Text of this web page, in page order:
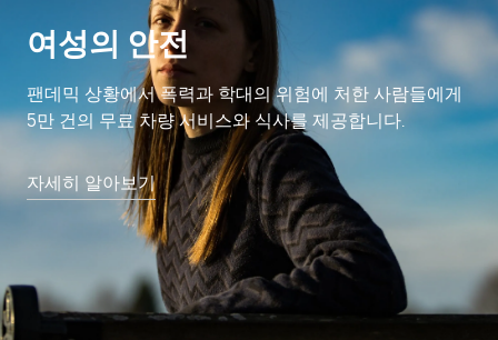
여성의 안전
팬데믹 상황에서 폭력과 학대의 위험에 처한 사람들에게
5만 건의 무료 차량 서비스와 식사를 제공합니다.
자세히 알아보기